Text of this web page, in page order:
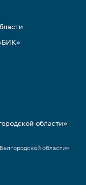
области»
области»